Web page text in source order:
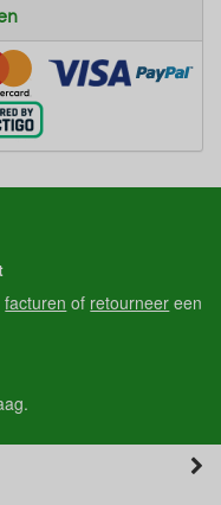
facturen of retourneer een